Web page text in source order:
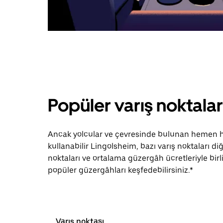
Popüler varış
Ancak yolcular ve çevresinde bulunan hemen
kullanabilir Lingolsheim, bazı varış noktaları
noktaları ve ortalama güzergâh ücretleriyle
popüler güzergâhları keşfedebilirsiniz.*